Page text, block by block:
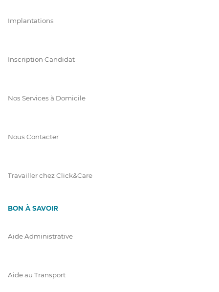
Implantations
Inscription Candidat
Nos Services à Domicile
Nous Contacter
Travailler chez Click&Care
BON À SAVOIR
Aide Administrative
Aide au Transport